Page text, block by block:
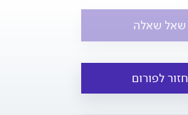
שאל שאלה
חזור לפורום